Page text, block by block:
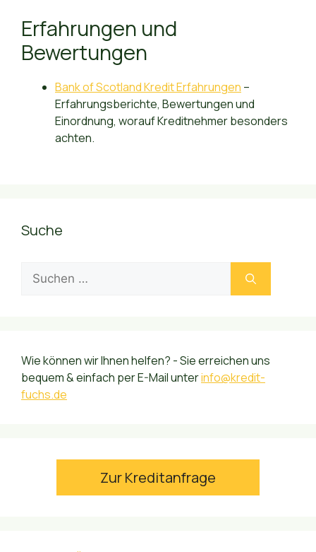
Erfahrungen und
Bewertungen
Bank of Scotland Kredit Erfahrungen –
Erfahrungsberichte, Bewertungen und
Einordnung, worauf Kreditnehmer besonders
achten.
Suche
Suchen
nach:
Wie können wir Ihnen helfen? - Sie erreichen uns
bequem & einfach per E-Mail unterinfo@kredit-
fuchs.de
Zur Kreditanfrage